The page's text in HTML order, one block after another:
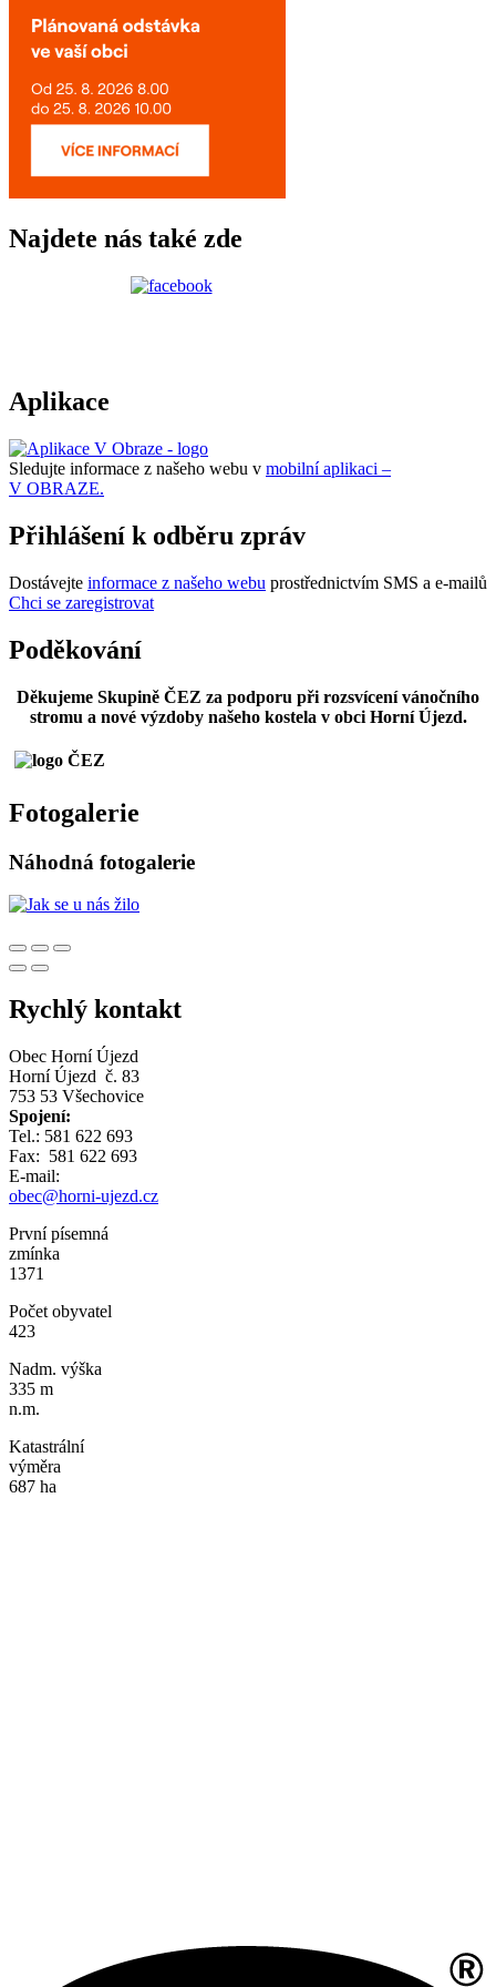
Najdete nás také zde
Aplikace
Sledujte informace z našeho webu v mobilní aplikaci –
V OBRAZE.
Přihlášení k odběru zpráv
Dostávejte informace z našeho webu prostřednictvím SMS a e-mailů
Chci se zaregistrovat
Poděkování
Děkujeme Skupině ČEZ za podporu při rozsvícení vánočního
stromu a nové výzdoby našeho kostela v obci Horní Újezd.
Fotogalerie
Náhodná fotogalerie
Rychlý kontakt
Obec Horní Újezd
Horní Újezd č. 83
753 53 Všechovice
Spojení:
Tel.: 581 622 693
Fax: 581 622 693
E-mail:
obec@horni-ujezd.cz
První písemná
zmínka
1371
Počet obyvatel
423
Nadm. výška
335 m
n.m.
Katastrální
výměra
687 ha